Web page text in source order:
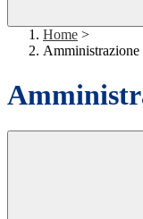
Home >
Amministrazione